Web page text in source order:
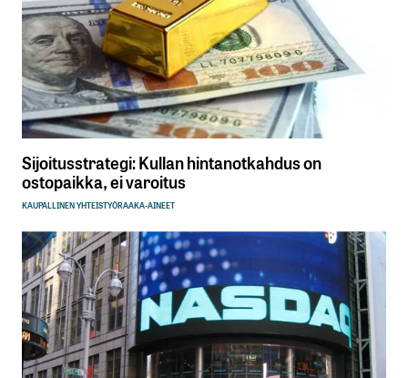
Sijoitusstrategi: Kullan hintanotkahdus on
ostopaikka, ei varoitus
KAUPALLINEN YHTEISTYÖRAAKA-AINEET